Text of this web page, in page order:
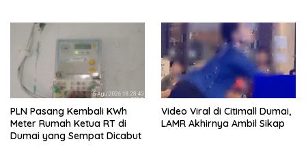
PLN Pasang Kembali KWh
Meter Rumah Ketua RT di
Dumai yang Sempat Dicabut
Video Viral di Citimall Dumai,
LAMR Akhirnya Ambil Sikap